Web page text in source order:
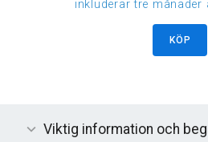
inkluderar tre månader
KÖP
Viktig information och